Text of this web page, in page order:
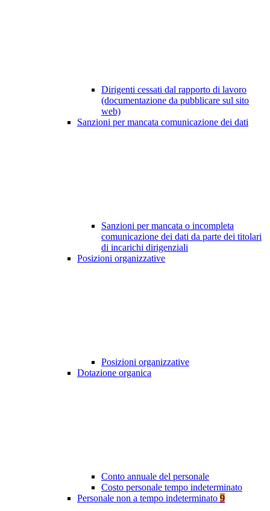
Dirigenti cessati dal rapporto di lavoro
(documentazione da pubblicare sul sito
web)
Sanzioni per mancata comunicazione dei dati
Sanzioni per mancata o incompleta
comunicazione dei dati da parte dei titolari
di incarichi dirigenziali
Posizioni organizzative
Posizioni organizzative
Dotazione organica
Conto annuale del personale
Costo personale tempo indeterminato
Personale non a tempo indeterminato 9